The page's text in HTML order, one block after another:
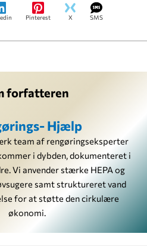
Pinterest X SMS
forfatteren
Hjælp
team af rengøringseksperter
i dybden, dokumenteret i
Vi anvender stærke HEPA og
samt struktureret vand
for at støtte den cirkulære
økonomi.